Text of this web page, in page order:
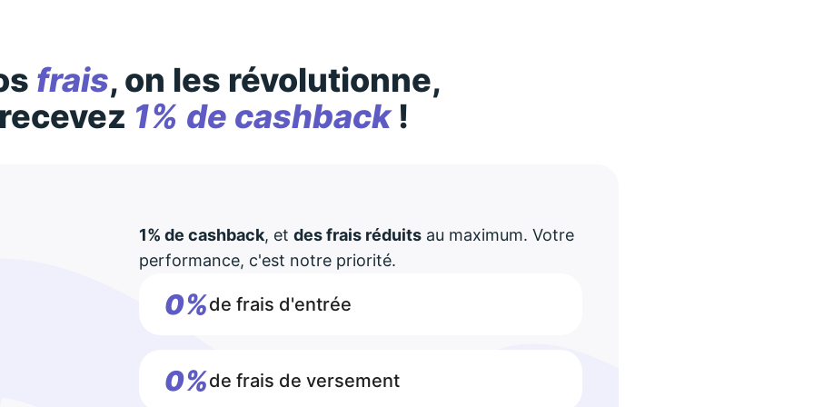
frais, on les révolutionne,
1% de cashback!
1% de cashback, et des frais réduitsau maximum. Votre
performance, c'est notre priorité.
0%de frais d'entrée
0%de frais de versement